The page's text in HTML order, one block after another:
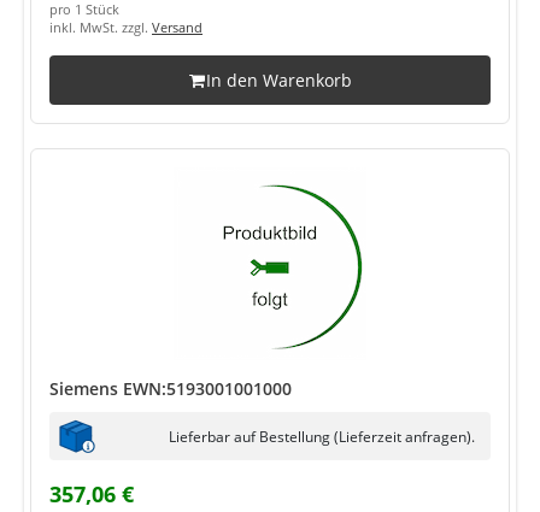
pro 1 Stück
inkl. MwSt. zzgl. Versand
In den Warenkorb
Siemens EWN:5193001001000
Lieferbar auf Bestellung (Lieferzeit anfragen).
357,06 €